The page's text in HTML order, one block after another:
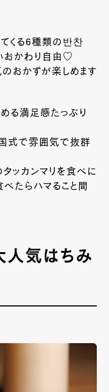
くる6種類の반찬
おかわり自由♡
おかずが楽しめます
める満足感たっぷり
式で雰囲気で抜群
タッカンマリを食べに
たらハマること間
人気はちみ